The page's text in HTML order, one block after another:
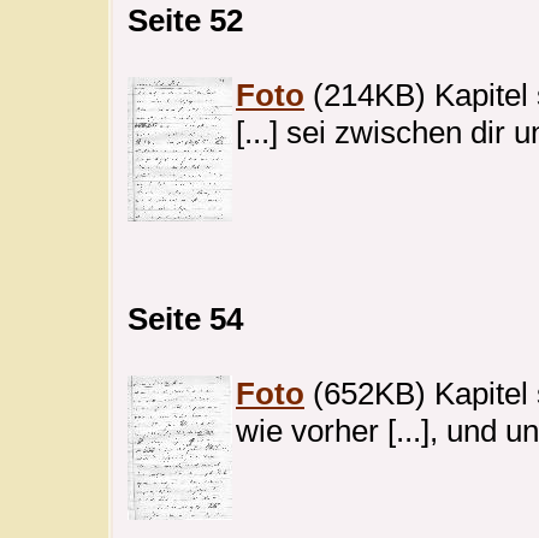
Seite 52
Foto (214KB) Kapitel
[...] sei zwischen dir
Seite 54
Foto (652KB) Kapitel
wie vorher [...], und